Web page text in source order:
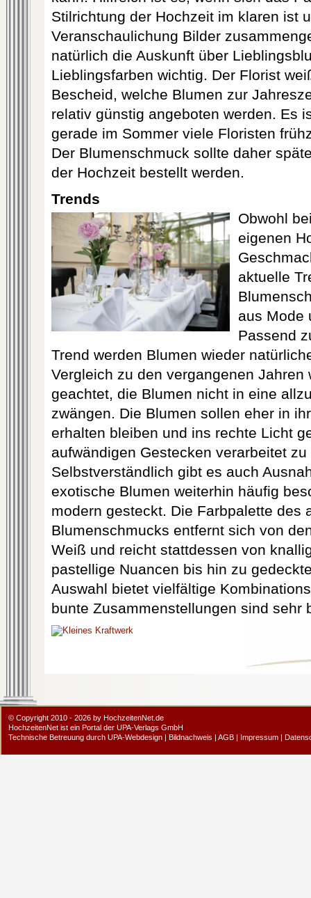
Stilrichtung der Hochzeit im klaren ist
Veranschaulichung Bilder
natürlich die Auskunft über
Lieblingsfarben wichtig. Der Florist
Bescheid, welche Blumen zur
relativ günstig angeboten werden. Es
gerade im Sommer viele Floristen
Der Blumenschmuck sollte daher
der Hochzeit bestellt werden.
Trends
Obwohl
eigenen
aktuelle
aus Mode
Passend
Trend werden Blumen wieder
Vergleich zu den vergangenen Jahren
geachtet, die Blumen nicht in eine
zwängen. Die Blumen sollen eher in
erhalten bleiben und ins rechte Licht
aufwändigen Gestecken verarbeitet zu
Selbstverständlich gibt es auch
exotische Blumen weiterhin häufig
modern gesteckt. Die Farbpalette des
Blumenschmucks entfernt sich von
Weiß und reicht stattdessen von
pastellige Nuancen bis hin zu
Auswahl bietet vielfältige
bunte Zusammenstellungen sind sehr
© Copyright 2010 - 2026 by HochzeitenNet.de
HochzeitenNet ist ein Portal der UPA-Verlags GmbH
Technische Betreuung durch UPA-Webdesign | Bildnachweis | AGB | Impressum |